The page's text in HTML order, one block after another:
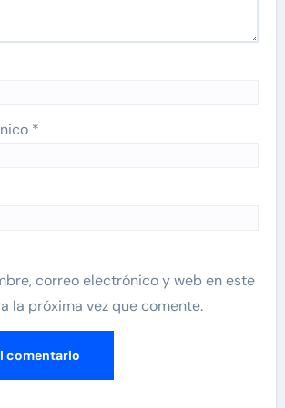
*
correo electrónico y web en este
la próxima vez que comente.